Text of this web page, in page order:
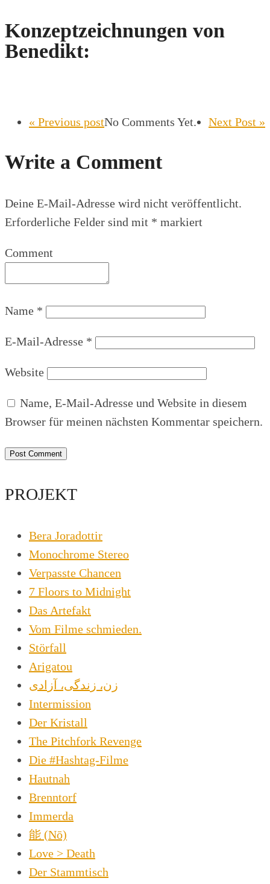
Konzeptzeichnungen von
Benedikt:
« Previous post Next Post »
No Comments Yet.
Write a Comment
Deine E-Mail-Adresse wird nicht veröffentlicht.
Erforderliche Felder sind mit * markiert
Comment
Name *
E-Mail-Adresse *
Website
Name, E-Mail-Adresse und Website in diesem
Browser für meinen nächsten Kommentar speichern.
PROJEKT
Bera Joradottir
Monochrome Stereo
Verpasste Chancen
7 Floors to Midnight
Das Artefakt
Vom Filme schmieden.
Störfall
Arigatou
زن، زندگی، آزادی
Intermission
Der Kristall
The Pitchfork Revenge
Die #Hashtag-Filme
Hautnah
Brenntorf
Immerda
能 (Nō)
Love > Death
Der Stammtisch